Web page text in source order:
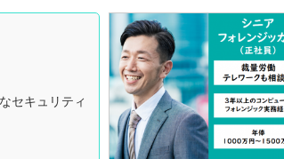
セキュリティ